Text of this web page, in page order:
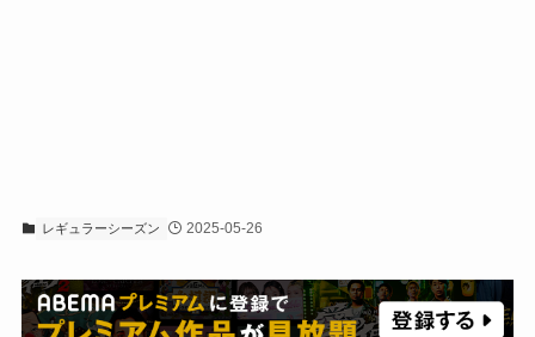
レギュラーシーズン 2025-05-26